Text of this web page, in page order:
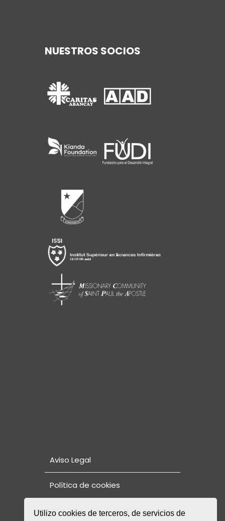
NUESTROS SOCIOS
Aviso Legal
Política de cookies
Utilizo cookies de terceros, de servicios de